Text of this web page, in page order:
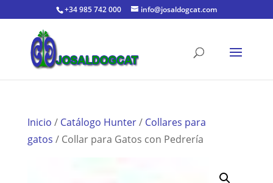
+34 985 742 000 info@josaldogcat.com
Inicio / Catálogo Hunter/ Collares para
gatos / Collar para Gatos con Pedrería